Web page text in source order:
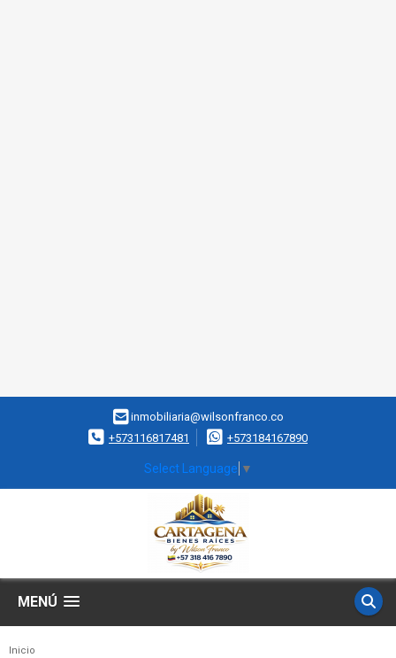
inmobiliaria@wilsonfranco.co
+573116817481
+573184167890
Select Language ▼
MENÚ
Inicio